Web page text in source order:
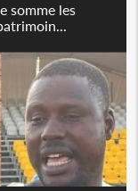
somme les